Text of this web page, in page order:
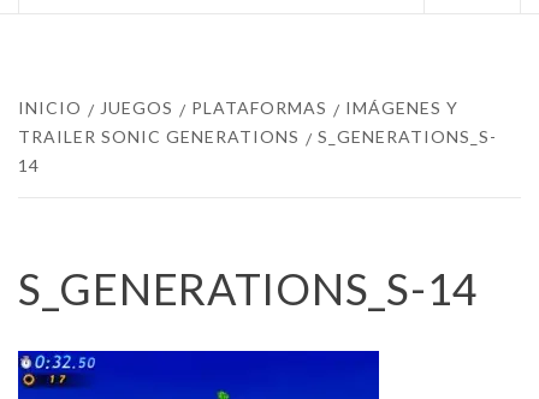
INICIO JUEGOS PLATAFORMAS
IMÁGENES Y
TRAILER SONIC GENERATIONS
S_GENERATIONS_S-
14
S_GENERATIONS_S-14